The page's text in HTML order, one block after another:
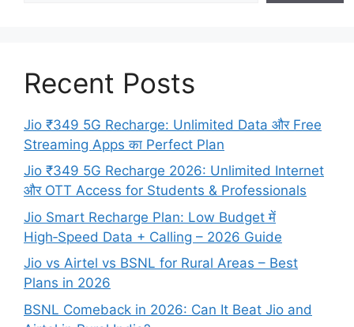
Recent Posts
Jio ₹349 5G Recharge: Unlimited Data और Free
Streaming Apps का Perfect Plan
Jio ₹349 5G Recharge 2026: Unlimited Internet
और OTT Access for Students & Professionals
Jio Smart Recharge Plan: Low Budget में
High‑Speed Data + Calling – 2026 Guide
Jio vs Airtel vs BSNL for Rural Areas – Best
Plans in 2026
BSNL Comeback in 2026: Can It Beat Jio and